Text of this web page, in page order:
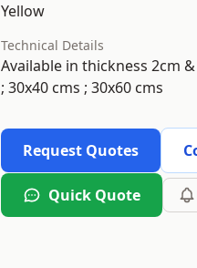
Yellow
Technical Details
Available in thickness 2cm &
; 30x40 cms ; 30x60 cms
Request Quotes
Quick Quote